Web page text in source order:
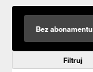
Bez abonamentu
Filtruj